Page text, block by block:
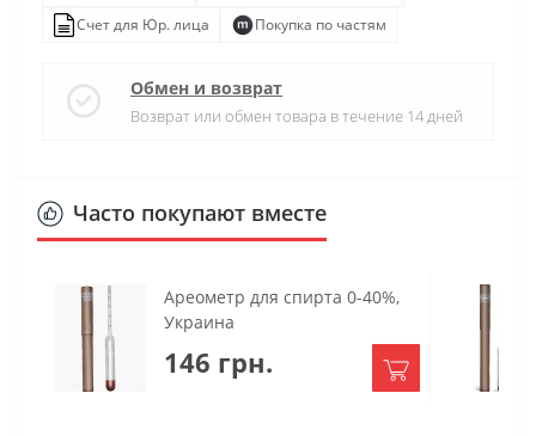
Счет для Юр. лица
Покупка по частям
Обмен и возврат
Возврат или обмен товара в течение 14 дней
Часто покупают вместе
Ареометр для спирта 0-40%,
Украина
146 грн.